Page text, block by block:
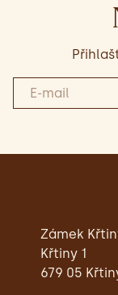
Zámek
Křtiny 1
679 05